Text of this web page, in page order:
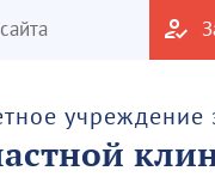
учреждение